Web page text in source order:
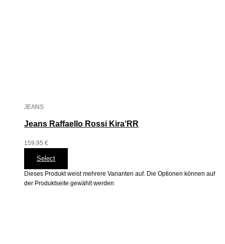
JEANS
Jeans Raffaello Rossi Kira‘RR
159,95 €
Select
Dieses Produkt weist mehrere Varianten auf. Die Optionen können auf
der Produktseite gewählt werden